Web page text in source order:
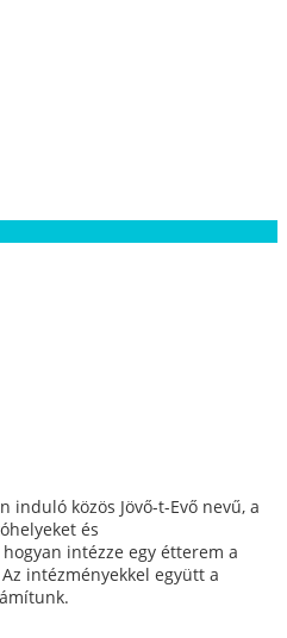
közös Jövő-t-Evő nevű, a
és
intézze egy étterem a
intézményekkel együtt a